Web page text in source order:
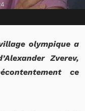
olympique a
Zverev,
ce